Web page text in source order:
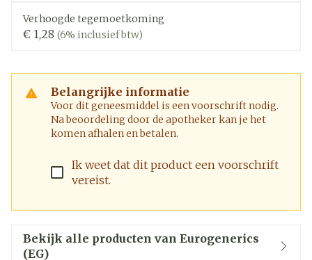
Verhoogde tegemoetkoming
€ 1,28 (6% inclusief btw)
Belangrijke informatie
Voor dit geneesmiddel is een voorschrift nodig.
Na beoordeling door de apotheker kan je het
komen afhalen en betalen.
Ik weet dat dit product een voorschrift
vereist.
Bekijk alle producten van Eurogenerics
(EG)